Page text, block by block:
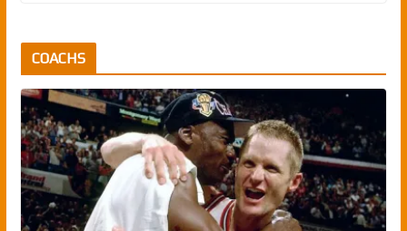
COACHS